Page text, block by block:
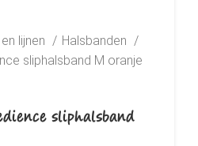
lijnen
Halsbanden
sliphalsband M oranje
sliphalsband